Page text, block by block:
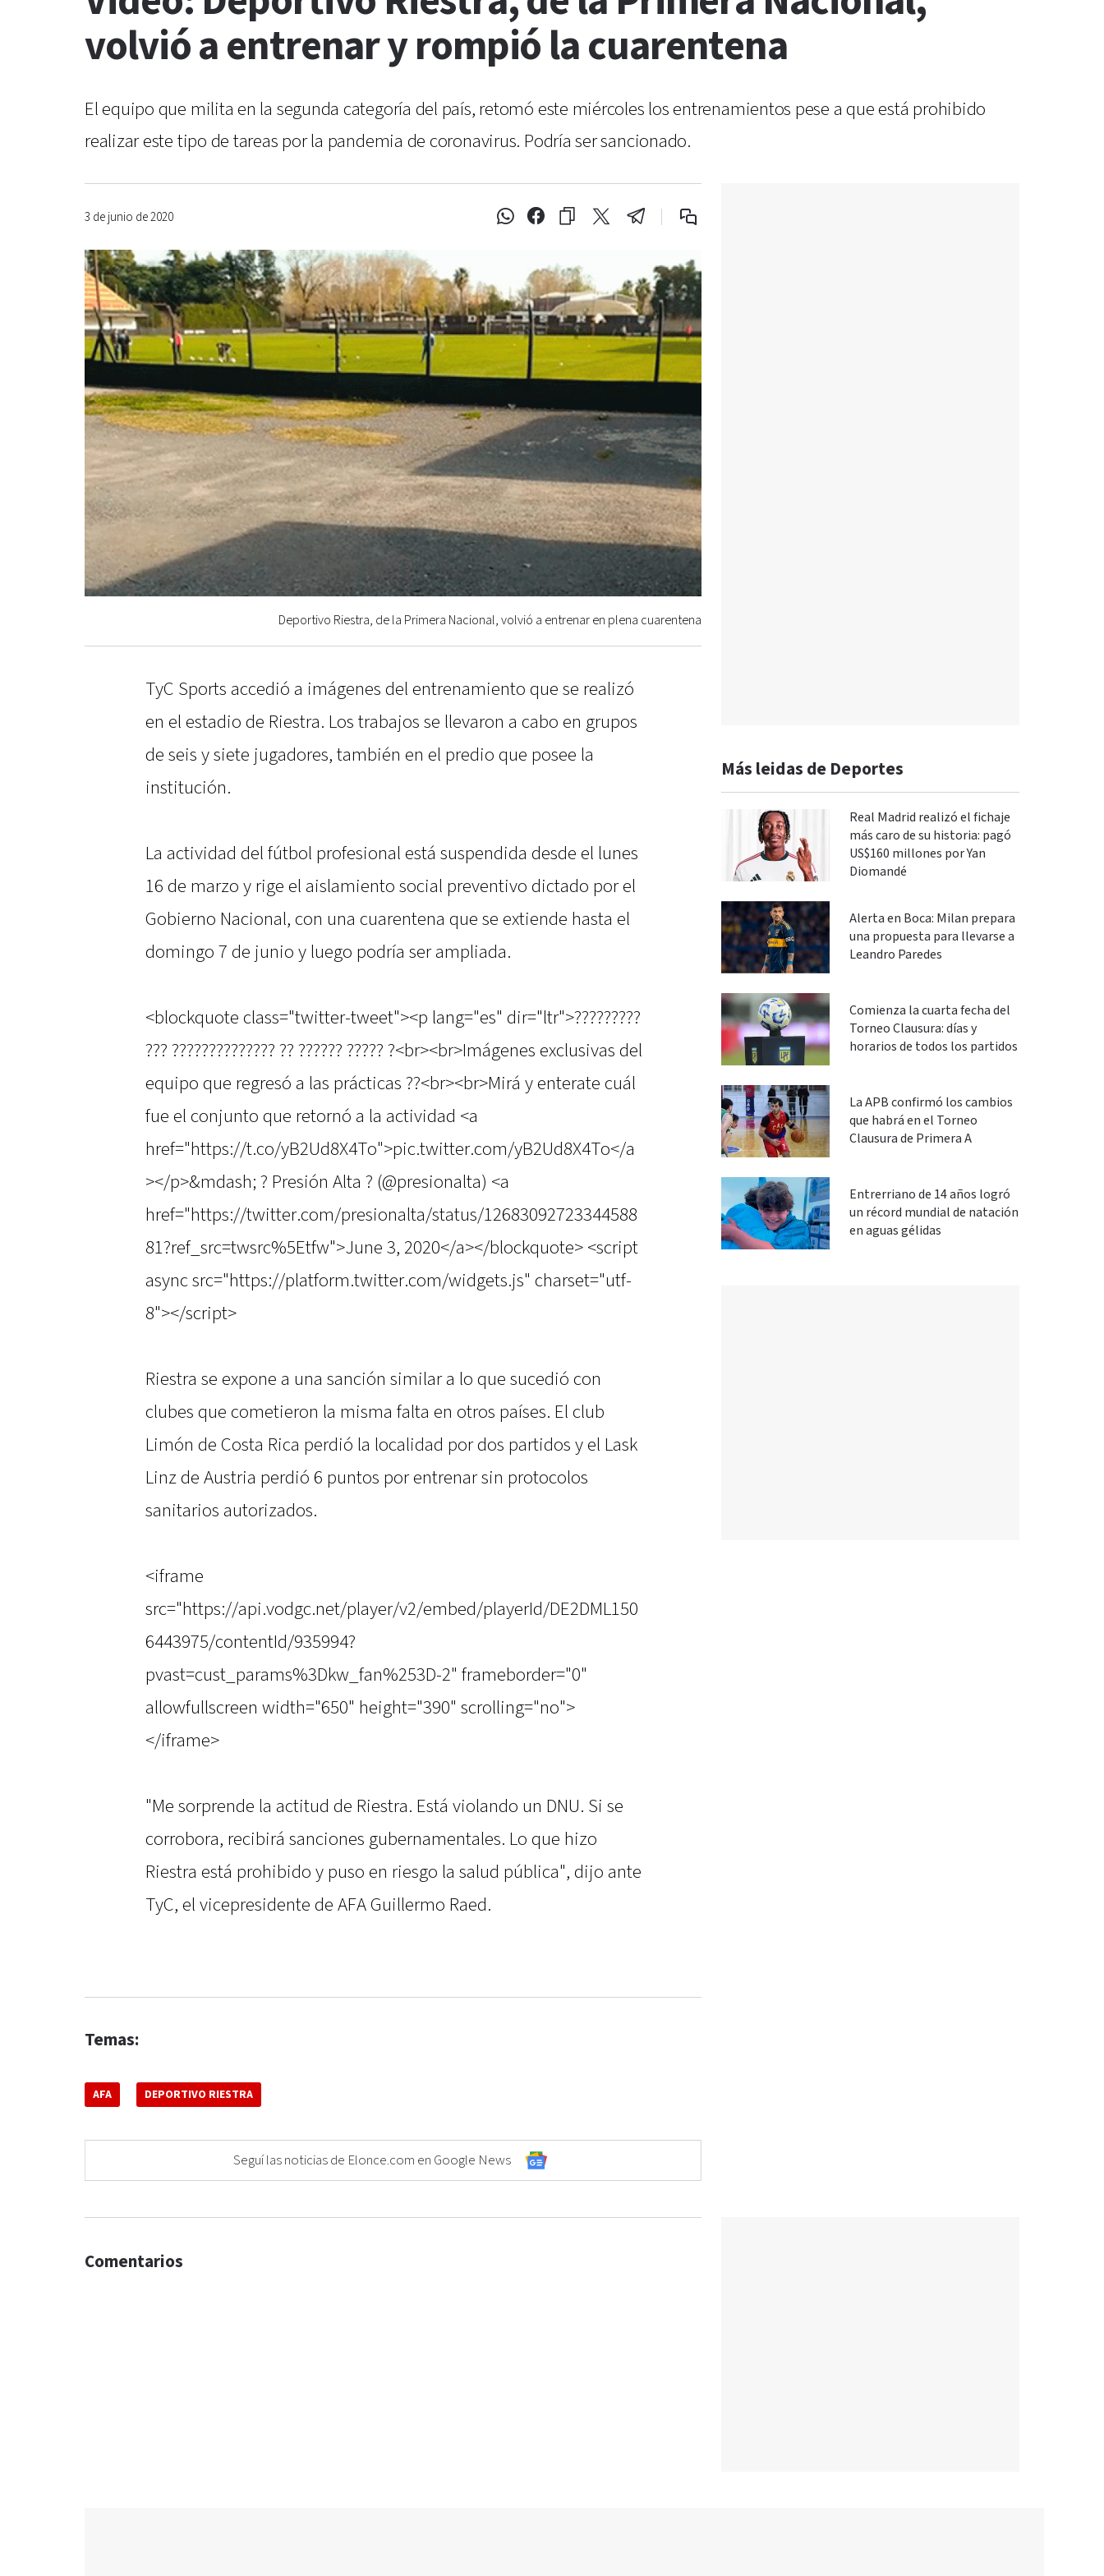
volvió a entrenar y rompió la cuarentena
El equipo que milita en la segunda categoría del país, retomó este miércoles los entrenamientos pese a que está prohibido
realizar este tipo de tareas por la pandemia de coronavirus. Podría ser sancionado.
3 de junio de 2020
Deportivo Riestra, de la Primera Nacional, volvió a entrenar en plena cuarentena
TyC Sports accedió a imágenes del entrenamiento que se realizó
en el estadio de Riestra. Los trabajos se llevaron a cabo en grupos
de seis y siete jugadores, también en el predio que posee la
institución.
La actividad del fútbol profesional está suspendida desde el lunes
16 de marzo y rige el aislamiento social preventivo dictado por el
Gobierno Nacional, con una cuarentena que se extiende hasta el
domingo 7 de junio y luego podría ser ampliada.
<blockquote class="twitter-tweet"><p lang="es" dir="ltr">?????????
??? ?????????????? ?? ?????? ????? ?<br><br>Imágenes exclusivas del
equipo que regresó a las prácticas ??<br><br>Mirá y enterate cuál
fue el conjunto que retornó a la actividad <a
href="https://t.co/yB2Ud8X4To">pic.twitter.com/yB2Ud8X4To</a
></p>&mdash; ? Presión Alta ? (@presionalta) <a
href="https://twitter.com/presionalta/status/12683092723344588
81?ref_src=twsrc%5Etfw">June 3, 2020</a></blockquote> <script
async src="https://platform.twitter.com/widgets.js" charset="utf-
8"></script>
Riestra se expone a una sanción similar a lo que sucedió con
clubes que cometieron la misma falta en otros países. El club
Limón de Costa Rica perdió la localidad por dos partidos y el Lask
Linz de Austria perdió 6 puntos por entrenar sin protocolos
sanitarios autorizados.
<iframe
src="https://api.vodgc.net/player/v2/embed/playerId/DE2DML150
6443975/contentId/935994?
pvast=cust_params%3Dkw_fan%253D-2" frameborder="0"
allowfullscreen width="650" height="390" scrolling="no">
</iframe>
"Me sorprende la actitud de Riestra. Está violando un DNU. Si se
corrobora, recibirá sanciones gubernamentales. Lo que hizo
Riestra está prohibido y puso en riesgo la salud pública", dijo ante
TyC, el vicepresidente de AFA Guillermo Raed.
Temas:
AFA DEPORTIVO RIESTRA
Seguí las noticias de Elonce.com en Google News
Más leidas de Deportes
Real Madrid realizó el fichaje
más caro de su historia: pagó
US$160 millones por Yan
Diomandé
Alerta en Boca: Milan prepara
una propuesta para llevarse a
Leandro Paredes
Comienza la cuarta fecha del
Torneo Clausura: días y
horarios de todos los partidos
La APB confirmó los cambios
que habrá en el Torneo
Clausura de Primera A
Entrerriano de 14 años logró
un récord mundial de natación
en aguas gélidas
Comentarios